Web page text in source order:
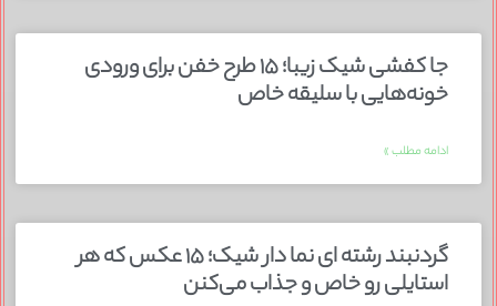
جا کفشی شیک زیبا؛ ۱۵ طرح خفن برای ورودی
خونه‌هایی با سلیقه خاص
ادامه مطلب »
گردنبند رشته ای نما دار شیک؛ ۱۵ عکس که هر
استایلی رو خاص و جذاب می‌کنن